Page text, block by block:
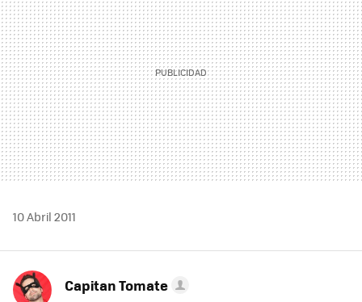
10 Abril 2011
Capitan Tomate